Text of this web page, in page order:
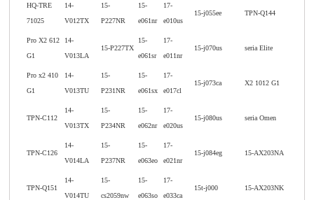
HQ-TRE
71025
14-
V012TX
15-
P227NR
15-
e061nr
17-
e010us
15-j055ee TPN-Q144
Pro X2 612
G1
14-
V013LA
15-P227TX
15-
e061sr
17-
e011nr
15-j070us seria Elite
Pro x2 410
G1
14-
V013TU
15-
P231NR
15-
e061sx
17-
e017cl
15-j073ca X2 1012 G1
TPN-C112
14-
V013TX
15-
P234NR
15-
e062nr
17-
e020us
15-j080us seria Omen
TPN-C126
14-
V014LA
15-
P237NR
15-
e063eo
17-
e021nr
15-j084eg 15-AX203NA
TPN-Q151
14-
V014TU
15-
cs2059nw
15-
e063so
17-
e033ca
15t-j000 15-AX203NK